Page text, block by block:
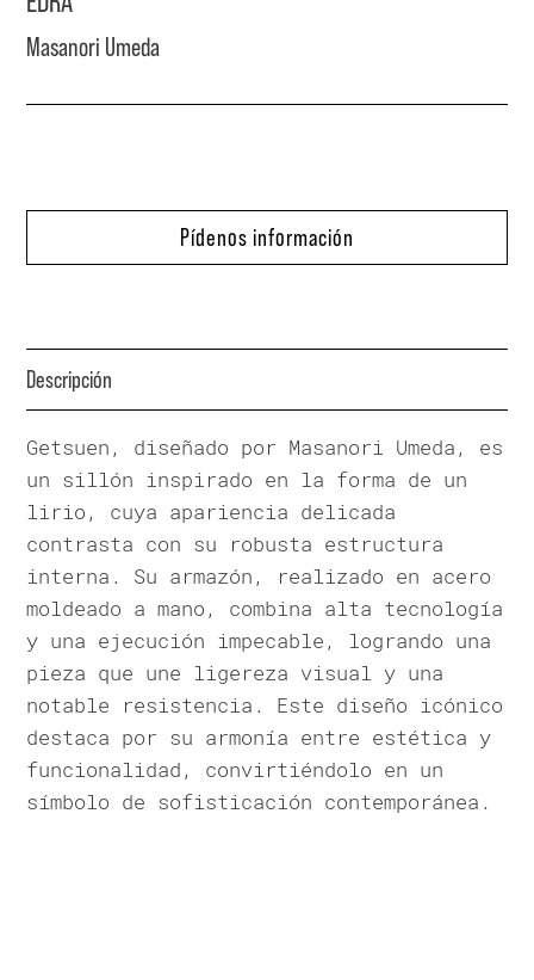
Masanori Umeda
Pídenos información
Descripción
Getsuen, diseñado por Masanori Umeda, es
un sillón inspirado en la forma de un
lirio, cuya apariencia delicada
contrasta con su robusta estructura
interna. Su armazón, realizado en acero
moldeado a mano, combina alta tecnología
y una ejecución impecable, logrando una
pieza que une ligereza visual y una
notable resistencia. Este diseño icónico
destaca por su armonía entre estética y
funcionalidad, convirtiéndolo en un
símbolo de sofisticación contemporánea.